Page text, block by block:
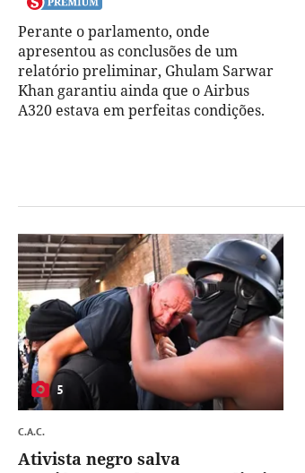
Perante o parlamento, onde
apresentou as conclusões de um
relatório preliminar, Ghulam Sarwar
Khan garantiu ainda que o Airbus
A320 estava em perfeitas condições.
5
C.A.C.
Ativista negro salva